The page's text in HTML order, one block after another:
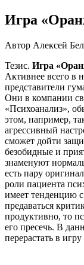
Игра
Автор Алексей
Тезис. Игра
Активнее всего в
представители
Они в компании
«Психоанализ»,
этом, например,
агрессивный
сможет дойти
безобидные и
знаменуют
есть пару
роли пациента
имеет тенденцию
предаваться
продуктивно, то
его пресечь. В
перерастать в